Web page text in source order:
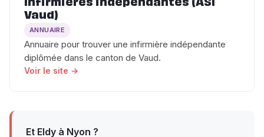
Infirmières indépendantes (ASI
Vaud)
ANNUAIRE
Annuaire pour trouver une infirmière indépendante
diplômée dans le canton de Vaud.
Voir le site →
Et Eldy à Nyon ?